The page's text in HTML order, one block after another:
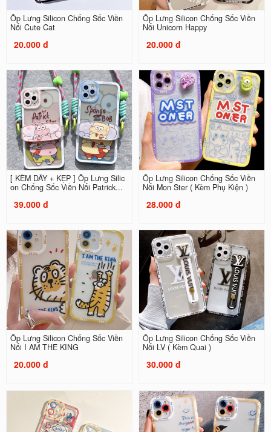
Ốp Lưng Silicon Chống Sốc Viền
Nổi Cute Cat
20.000 đ
Ốp Lưng Silicon Chống Sốc Viền
Nổi Unicorn Happy
20.000 đ
[ KÈM DÂY + KẸP ] Ốp Lưng Silic
on Chống Sốc Viền Nổi Patrick...
39.000 đ
Ốp Lưng Silicon Chống Sốc Viền
Nổi Mon Ster ( Kèm Phụ Kiện )
28.000 đ
Ốp Lưng Silicon Chống Sốc Viền
Nổi I AM THE KING
20.000 đ
Ốp Lưng Silicon Chống Sốc Viền
Nổi LV ( Kèm Quai )
30.000 đ